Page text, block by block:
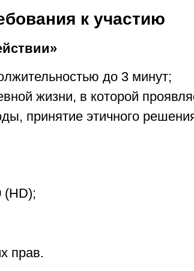
к участию
до 3 минут;
жизни, в которой
принятие этичного
(HD);
прав.